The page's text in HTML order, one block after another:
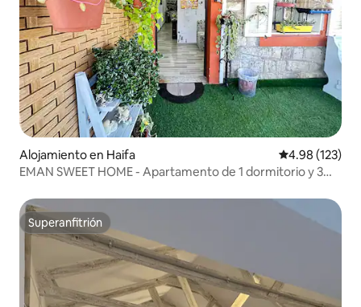
Alojamiento en Haifa Calificación
4.98 (123)
EMAN SWEET HOME - Apartamento de 1 dormitorio y 3
Superanfitrión
Superanfitrión